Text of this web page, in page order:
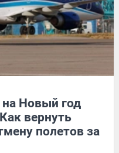
Новый год
вернуть
полетов за